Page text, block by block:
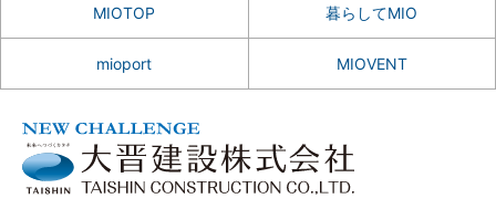
MIOTOP 暮らしてMIO
mioport MIOVENT